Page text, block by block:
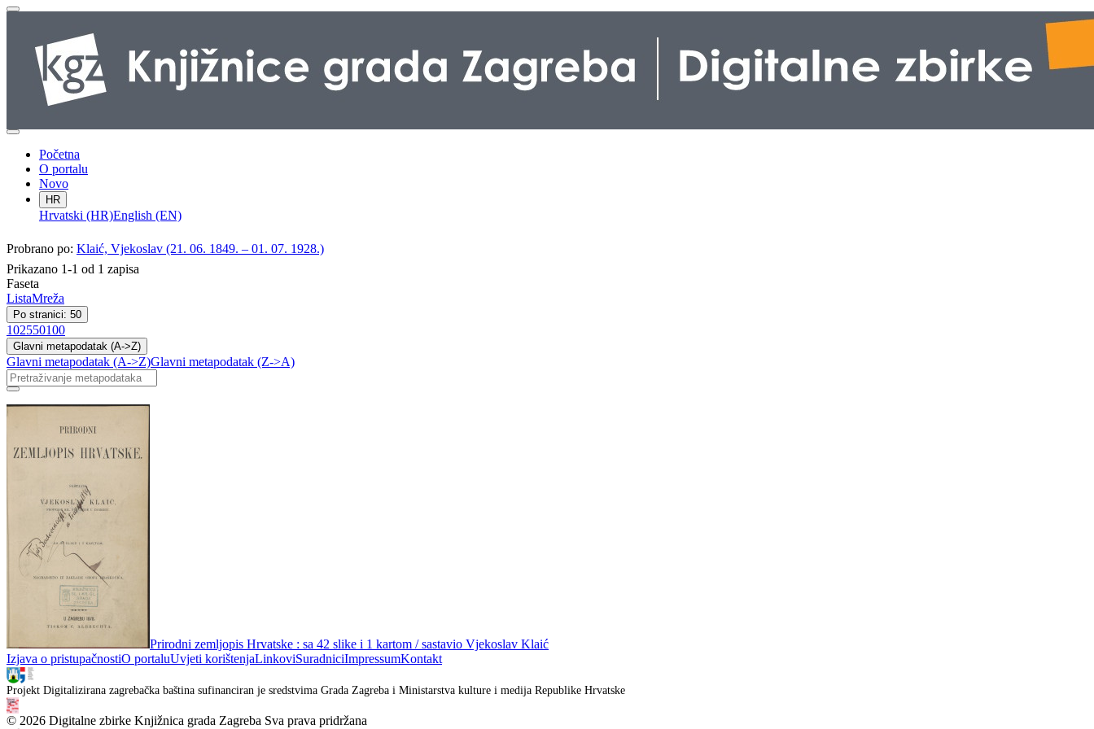
Početna
O portalu
Novo
HR
Hrvatski (HR)English (EN)
Probrano po: Klaić, Vjekoslav (21. 06. 1849. – 01. 07. 1928.)
Prikazano 1-1 od 1 zapisa
Faseta
ListaMreža
Po stranici: 50
102550100
Glavni metapodatak (A->Z)
Glavni metapodatak (A->Z)Glavni metapodatak (Z->A)
Prirodni zemljopis Hrvatske : sa 42 slike i 1 kartom / sastavio Vjekoslav Klaić
Izjava o pristupačnostiO portaluUvjeti korištenjaLinkoviSuradniciImpressumKontakt
Projekt Digitalizirana zagrebačka baština sufinanciran je sredstvima Grada Zagreba i Ministarstva kulture i medija Republike Hrvatske
© 2026 Digitalne zbirke Knjižnica grada Zagreba Sva prava pridržana